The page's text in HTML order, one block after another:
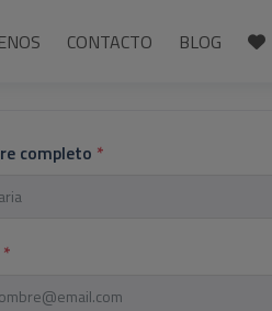
CONTACTO BLOG
completo *
*